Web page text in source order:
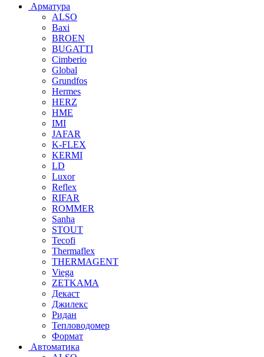
Арматура
ALSO
Baxi
BROEN
BUGATTI
Cimberio
Global
Grundfos
Hermes
HERZ
HME
IMI
JAFAR
K-FLEX
KERMI
LD
Luxor
Reflex
RIFAR
ROMMER
Sanha
STOUT
Tecofi
Thermaflex
THERMAGENT
Viega
ZETKAMA
Декаст
Джилекс
Ридан
Тепловодомер
Формат
Автоматика